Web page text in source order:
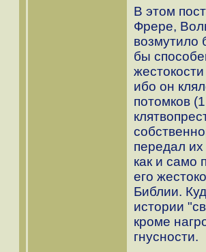
В этом
Фрере,
возмутило
бы
ибо он
потомков
передал
как и само
его
Библии.
истории
кроме
гнусности.